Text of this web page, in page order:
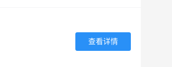
查看详情